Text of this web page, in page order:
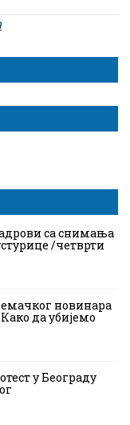
са снимања
/четврти
новинара
да убијемо
у Београду